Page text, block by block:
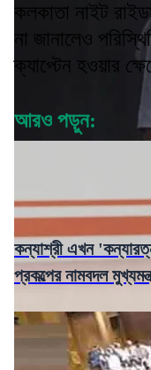
কলকাতা নাইট
না জানালেও
ক্যাপ্টেন হওয়ার
আরও পড়ুন:
কন্যাশ্রী এখন
প্রকল্পের নামবদল